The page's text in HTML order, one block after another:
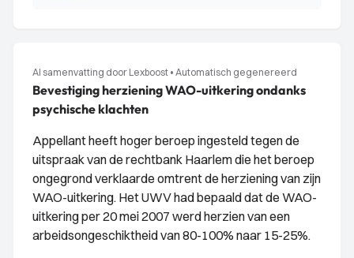
AI samenvatting door Lexboost • Automatisch gegenereerd
Bevestiging herziening WAO-uitkering ondanks
psychische klachten
Appellant heeft hoger beroep ingesteld tegen de
uitspraak van de rechtbank Haarlem die het beroep
ongegrond verklaarde omtrent de herziening van zijn
WAO-uitkering. Het UWV had bepaald dat de WAO-
uitkering per 20 mei 2007 werd herzien van een
arbeidsongeschiktheid van 80-100% naar 15-25%.